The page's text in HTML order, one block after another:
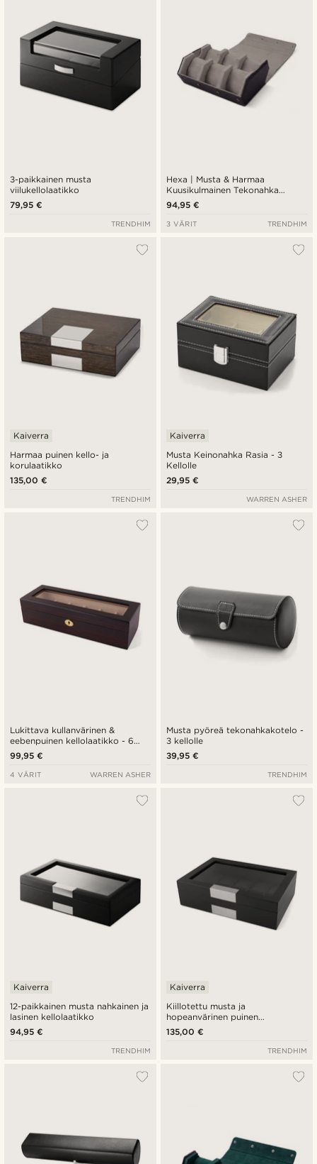
3-paikkainen musta
viilukellolaatikko
79,95 €
TRENDHIM
Hexa | Musta & Harmaa
Kuusikulmainen Tekonahka
Kellokotelo - 6 Kellolle
94,95 €
3 VÄRIT TRENDHIM
Harmaa puinen kello- ja
korulaatikko
Kaiverra
135,00 €
TRENDHIM
Musta Keinonahka Rasia - 3
Kellolle
Kaiverra
29,95 €
WARREN ASHER
Lukittava kullanvärinen &
eebenpuinen kellolaatikko - 6
kellolle
99,95 €
4 VÄRIT WARREN ASHER
Musta pyöreä tekonahkakotelo -
3 kellolle
39,95 €
TRENDHIM
12-paikkainen musta nahkainen ja
lasinen kellolaatikko
Kaiverra
94,95 €
TRENDHIM
Kiillotettu musta ja
hopeanvärinen puinen
kellolaatikko - 10 kellolle
Kaiverra
135,00 €
TRENDHIM